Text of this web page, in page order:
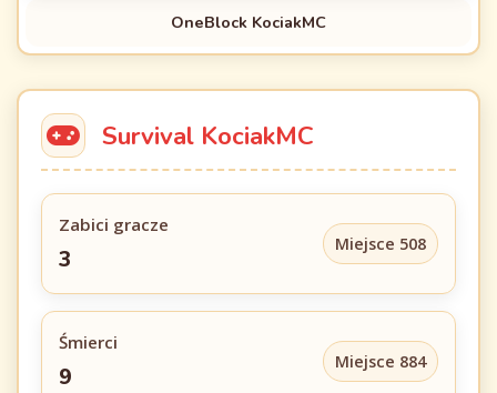
OneBlock KociakMC
Survival KociakMC
Zabici gracze
3
Miejsce 508
Śmierci
9
Miejsce 884